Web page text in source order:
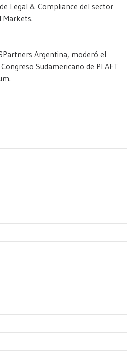
Legal & Compliance del sector
Markets.
Argentina, moderó el
Sudamericano de PLAFT